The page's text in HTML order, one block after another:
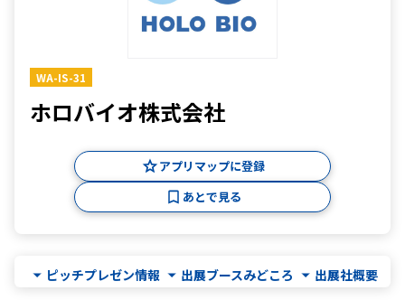
WA-IS-31
ホロバイオ株式会社
アプリマップに登録
あとで見る
ピッチプレゼン情報 出展ブースみどころ 出展社概要